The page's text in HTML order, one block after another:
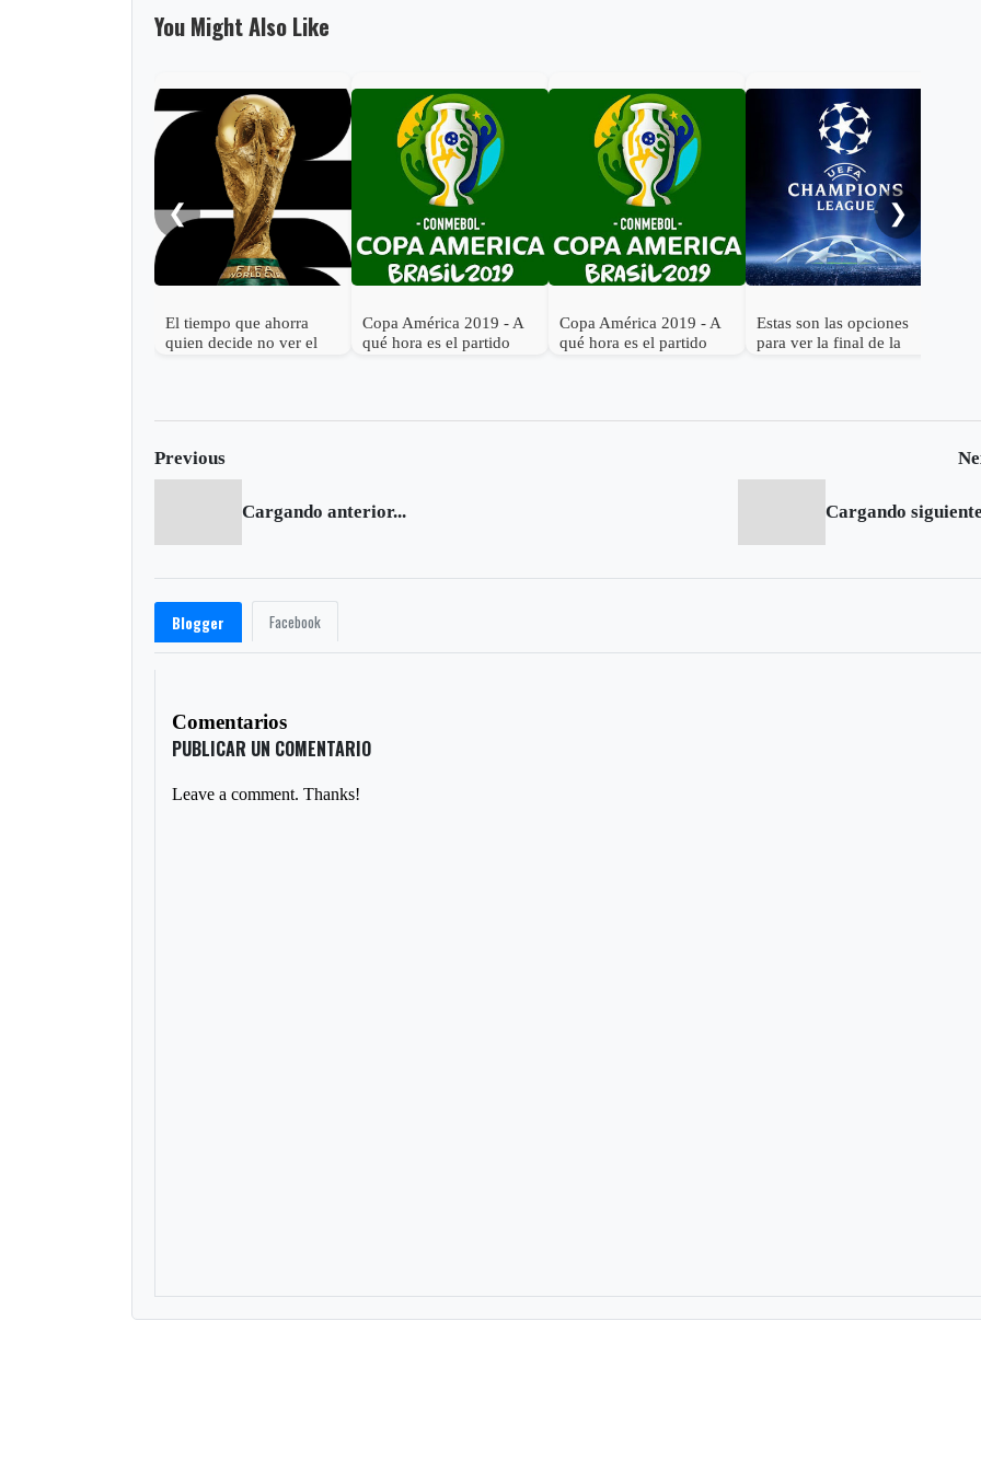
You Might Also Like
❮
El tiempo que ahorra
quien decide no ver el
Copa América 2019 - A
qué hora es el partido
Copa América 2019 - A
qué hora es el partido
Estas son las opciones
para ver la final de la
❯
Previous
Cargando anterior... Cargando
Blogger Facebook
Comentarios
PUBLICAR UN COMENTARIO
Leave a comment. Thanks!